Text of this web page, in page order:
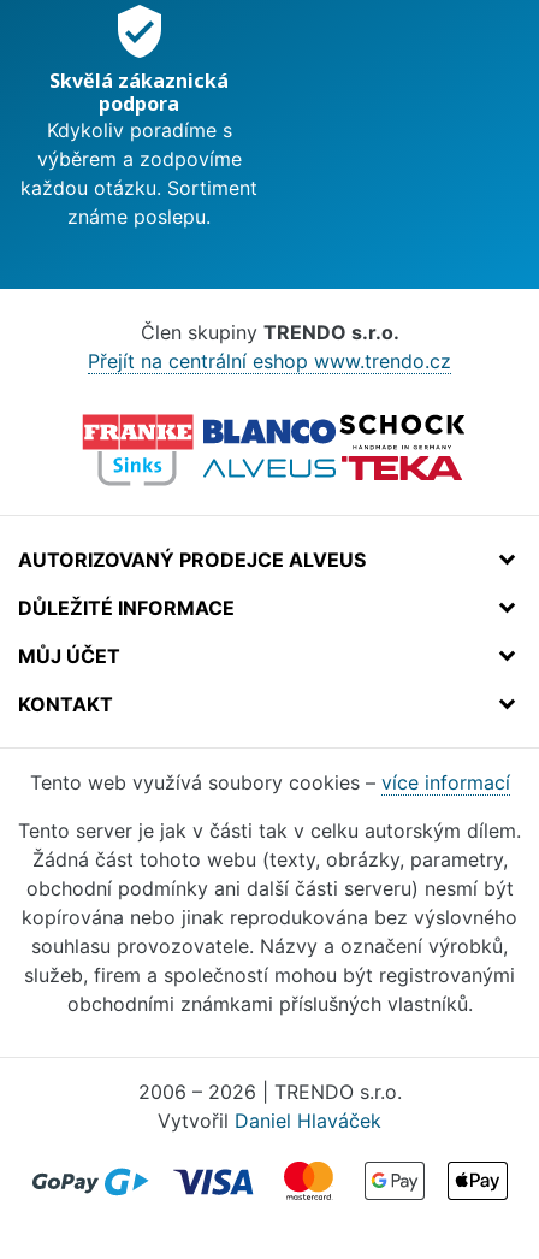
verified_user
Skvělá zákaznická
podpora
Kdykoliv poradíme s
výběrem a zodpovíme
každou otázku. Sortiment
známe poslepu.
Člen skupiny TRENDO s.r.o.
Přejít na centrální eshop www.trendo.cz
AUTORIZOVANÝ PRODEJCE ALVEUS
DŮLEŽITÉ INFORMACE
MŮJ ÚČET
KONTAKT
Tento web využívá soubory cookies – více informací
Tento server je jak v části tak v celku autorským dílem.
Žádná část tohoto webu (texty, obrázky, parametry,
obchodní podmínky ani další části serveru) nesmí být
kopírována nebo jinak reprodukována bez výslovného
souhlasu provozovatele. Názvy a označení výrobků,
služeb, firem a společností mohou být registrovanými
obchodními známkami příslušných vlastníků.
2006 – 2026 | TRENDO s.r.o.
Vytvořil Daniel Hlaváček